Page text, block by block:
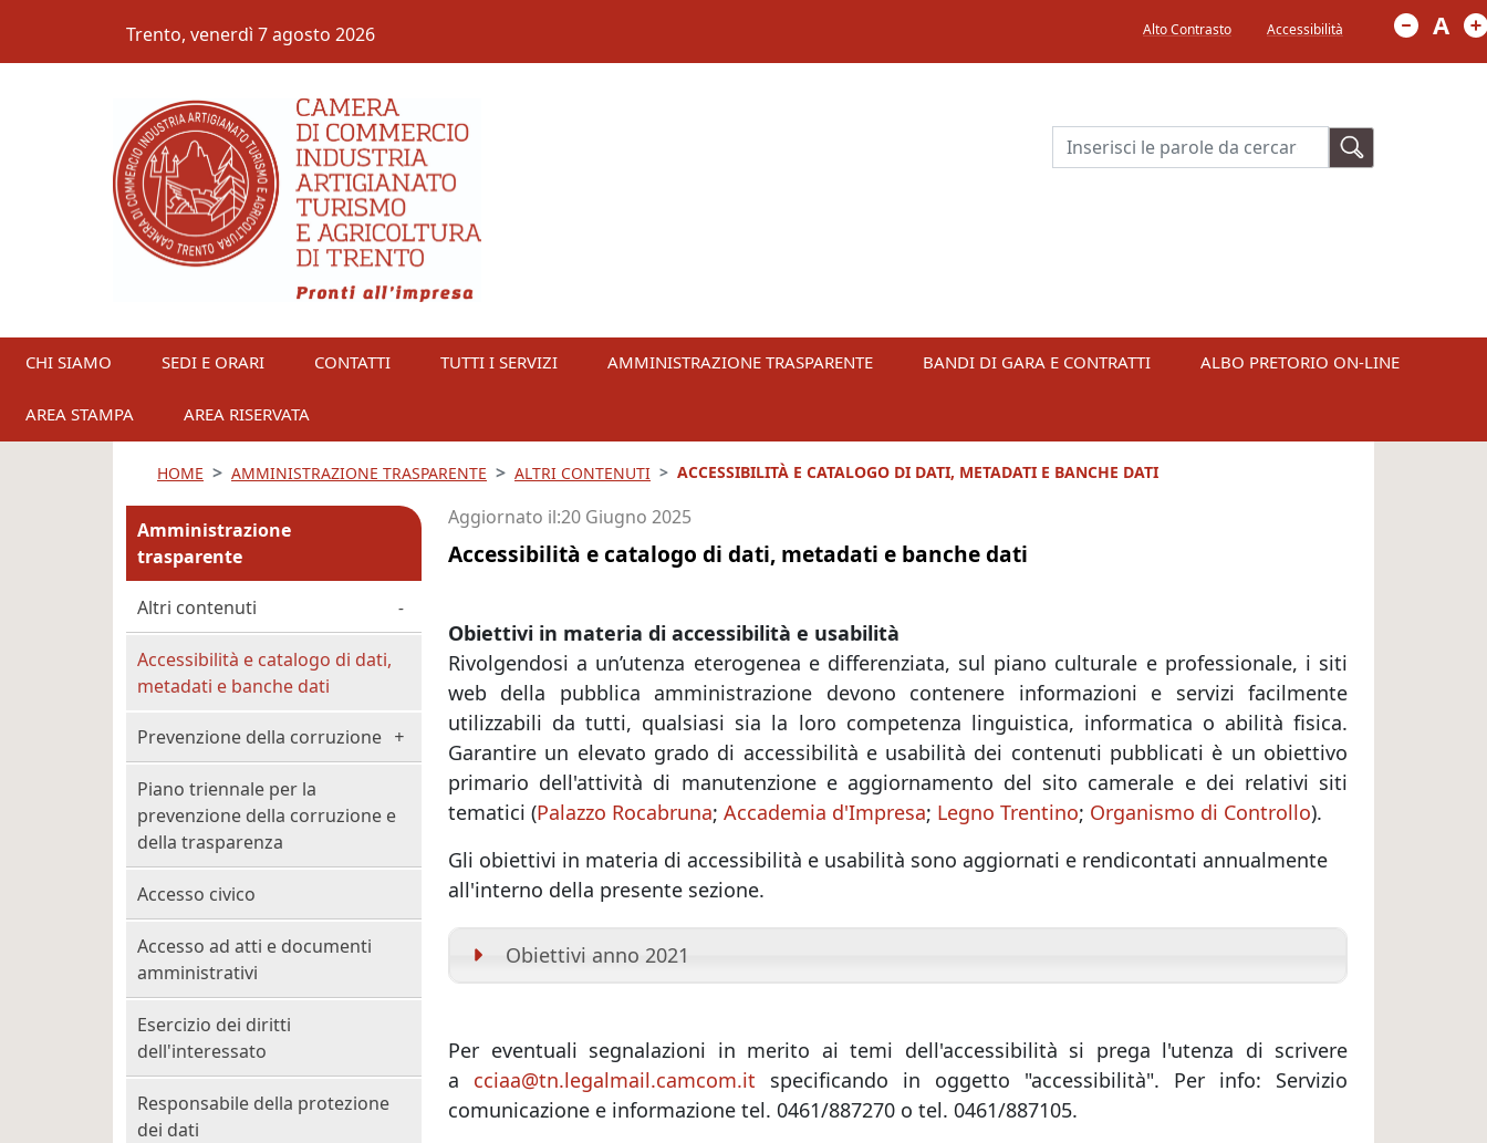
Trento, venerdì 7 agosto 2026 Menù in alto a destra
Alto Contrasto Accessibilità A
Cerca
CHI SIAMO SEDI E ORARI CONTATTI TUTTI I SERVIZI AMMINISTRAZIONE TRASPARENTE BANDI DI GARA E CONTRATTI ALBO PRETORIO ON-LINE
AREA STAMPA AREA RISERVATA
HOME AMMINISTRAZIONE TRASPARENTE ALTRI CONTENUTI ACCESSIBILITÀ E CATALOGO DI DATI, METADATI E BANCHE DATI
Aggiornato il 20 Giugno 2025
Accessibilità e catalogo di dati, metadati e banche dati
Obiettivi in materia di accessibilità e usabilità
Rivolgendosi a un’utenza eterogenea e differenziata, sul piano culturale e professionale, i siti
web della pubblica amministrazione devono contenere informazioni e servizi facilmente
utilizzabili da tutti, qualsiasi sia la loro competenza linguistica, informatica o abilità fisica.
Garantire un elevato grado di accessibilità e usabilità dei contenuti pubblicati è un obiettivo
primario dell'attività di manutenzione e aggiornamento del sito camerale e dei relativi siti
tematici (Palazzo Rocabruna; Accademia d'Impresa; Legno Trentino; Organismo di Controllo).
Gli obiettivi in materia di accessibilità e usabilità sono aggiornati e rendicontati annualmente
all'interno della presente sezione.
Obiettivi anno 2021
Per eventuali segnalazioni in merito ai temi dell'accessibilità si prega l'utenza di scrivere
a cciaa@tn.legalmail.camcom.it specificando in oggetto "accessibilità". Per info: Servizio
comunicazione e informazione tel. 0461/887270 o tel. 0461/887105.
Menu principale MAIN
Amministrazione
trasparente
Altri contenuti
Accessibilità e catalogo di dati,
metadati e banche dati
Prevenzione della corruzione
Piano triennale per la
prevenzione della corruzione e
della trasparenza
Accesso civico
Accesso ad atti e documenti
amministrativi
Esercizio dei diritti
dell'interessato
Responsabile della protezione
dei dati